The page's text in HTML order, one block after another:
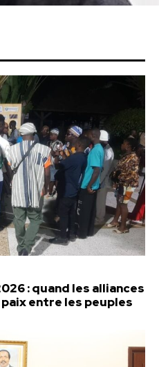
: quand les alliances
entre les peuples